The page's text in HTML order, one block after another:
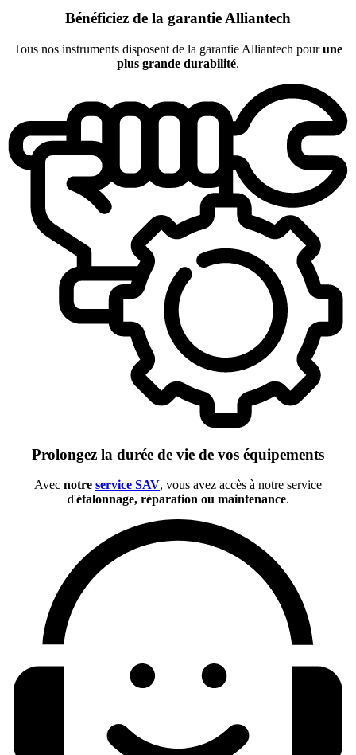
Bénéficiez de la garantie Alliantech
Tous nos instruments disposent de la garantie Alliantech pourune
plus grande durabilité.
Prolongez la durée de vie de vos équipements
Avec notre service SAV, vous avez accès à notre service
d'étalonnage, réparation ou maintenance.